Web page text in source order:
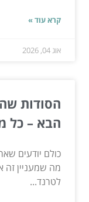
קרא עוד »
אוג 04, 2026
הסודות
הבא – כל
כולם יודעים
מה שמעניין זה
לטרנד...